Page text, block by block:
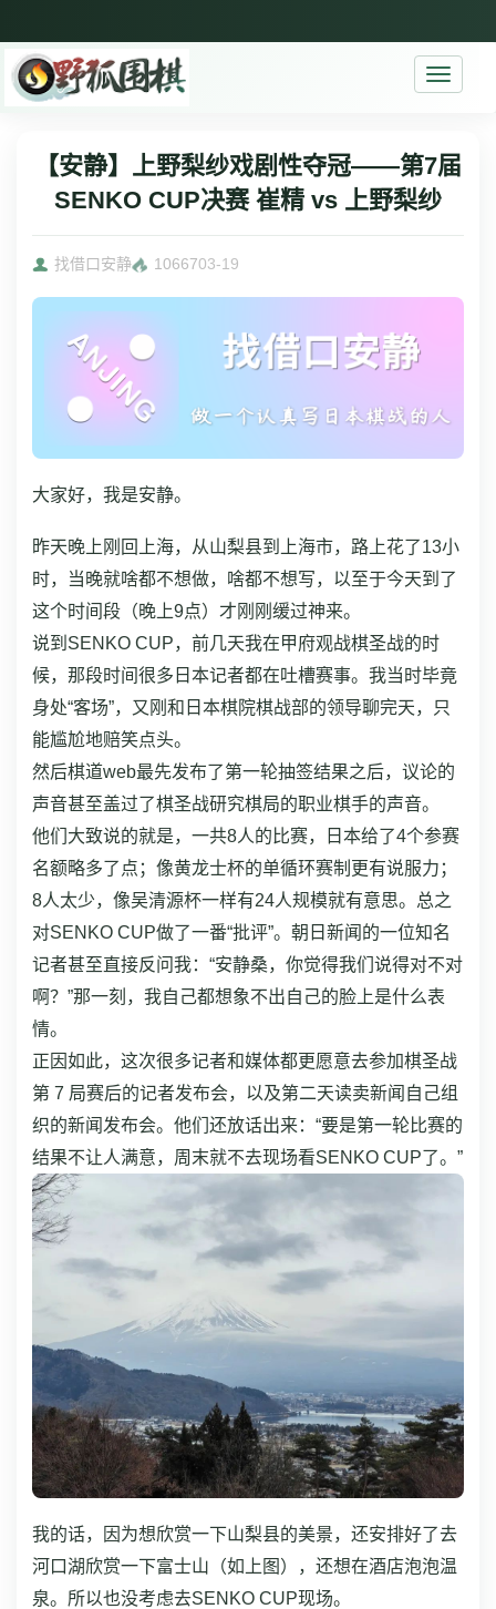
Toggle
【安静】上野梨纱戏剧性夺冠——第7届
SENKO CUP决赛 崔精 vs 上野梨纱
找借口安静 1066703-19
大家好，我是安静。
昨天晚上刚回上海，从山梨县到上海市，路上花了13小
时，当晚就啥都不想做，啥都不想写，以至于今天到了
这个时间段（晚上9点）才刚刚缓过神来。
说到SENKO CUP，前几天我在甲府观战棋圣战的时
候，那段时间很多日本记者都在吐槽赛事。 我当时毕竟
身处“客场”，又刚和日本棋院棋战部的领导聊完天，只
能尴尬地赔笑点头。
然后棋道web最先发布了第一轮抽签结果之后，议论的
声音甚至盖过了棋圣战研究棋局的职业棋手的声音。
他们大致说的就是，一共8人的比赛，日本给了4个参赛
名额略多了点；像黄龙士杯的单循环赛制更有说服力；
8人太少，像吴清源杯一样有24人规模就有意思。总之
对SENKO CUP做了一番“批评”。 朝日新闻的一位知名
记者甚至直接反问我：“安静桑，你觉得我们说得对不对
啊？”那一刻，我自己都想象不出自己的脸上是什么表
情。
正因如此，这次很多记者和媒体都更愿意去参加棋圣战
第 7 局赛后的记者发布会，以及第二天读卖新闻自己组
织的新闻发布会。他们还放话出来：“要是第一轮比赛的
结果不让人满意，周末就不去现场看SENKO CUP了。”
我的话，因为想欣赏一下山梨县的美景，还安排好了去
河口湖欣赏一下富士山（如上图），还想在酒店泡泡温
泉。所以也没考虑去SENKO CUP现场。